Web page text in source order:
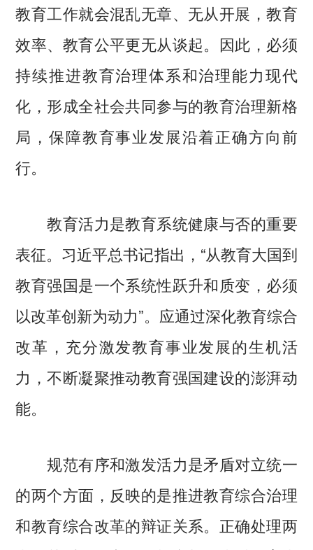
教育工作就会混乱无章、无从开展，教育
效率、教育公平更无从谈起。因此，必须
持续推进教育治理体系和治理能力现代
化，形成全社会共同参与的教育治理新格
局，保障教育事业发展沿着正确方向前
行。
教育活力是教育系统健康与否的重要
表征。习近平总书记指出，“从教育大国到
教育强国是一个系统性跃升和质变，必须
以改革创新为动力”。应通过深化教育综合
改革，充分激发教育事业发展的生机活
力，不断凝聚推动教育强国建设的澎湃动
能。
规范有序和激发活力是矛盾对立统一
的两个方面，反映的是推进教育综合治理
和教育综合改革的辩证关系。正确处理两